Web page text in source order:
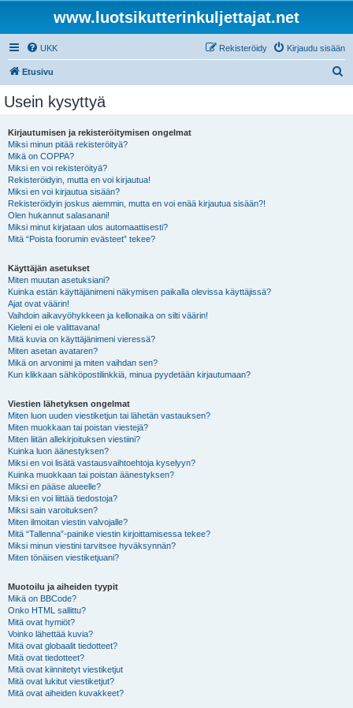
www.luotsikutterinkuljettajat.net
UKK Kirjaudu sisään
Rekisteröidy
Etusivu
Usein kysyttyä
Kirjautumisen ja rekisteröitymisen ongelmat
Miksi minun pitää rekisteröityä?
Mikä on COPPA?
Miksi en voi rekisteröityä?
Rekisteröidyin, mutta en voi kirjautua!
Miksi en voi kirjautua sisään?
Rekisteröidyin joskus aiemmin, mutta en voi enää kirjautua sisään?!
Olen hukannut salasanani!
Miksi minut kirjataan ulos automaattisesti?
Mitä “Poista foorumin evästeet” tekee?
Käyttäjän asetukset
Miten muutan asetuksiani?
Kuinka estän käyttäjänimeni näkymisen paikalla olevissa käyttäjissä?
Ajat ovat väärin!
Vaihdoin aikavyöhykkeen ja kellonaika on silti väärin!
Kieleni ei ole valittavana!
Mitä kuvia on käyttäjänimeni vieressä?
Miten asetan avataren?
Mikä on arvonimi ja miten vaihdan sen?
Kun klikkaan sähköpostilinkkiä, minua pyydetään kirjautumaan?
Viestien lähetyksen ongelmat
Miten luon uuden viestiketjun tai lähetän vastauksen?
Miten muokkaan tai poistan viestejä?
Miten liitän allekirjoituksen viestiini?
Kuinka luon äänestyksen?
Miksi en voi lisätä vastausvaihtoehtoja kyselyyn?
Kuinka muokkaan tai poistan äänestyksen?
Miksi en pääse alueelle?
Miksi en voi liittää tiedostoja?
Miksi sain varoituksen?
Miten ilmoitan viestin valvojalle?
Mitä “Tallenna”-painike viestin kirjoittamisessa tekee?
Miksi minun viestini tarvitsee hyväksynnän?
Miten tönäisen viestiketjuani?
Muotoilu ja aiheiden tyypit
Mikä on BBCode?
Onko HTML sallittu?
Mitä ovat hymiöt?
Voinko lähettää kuvia?
Mitä ovat globaalit tiedotteet?
Mitä ovat tiedotteet?
Mitä ovat kiinnitetyt viestiketjut
Mitä ovat lukitut viestiketjut?
Mitä ovat aiheiden kuvakkeet?